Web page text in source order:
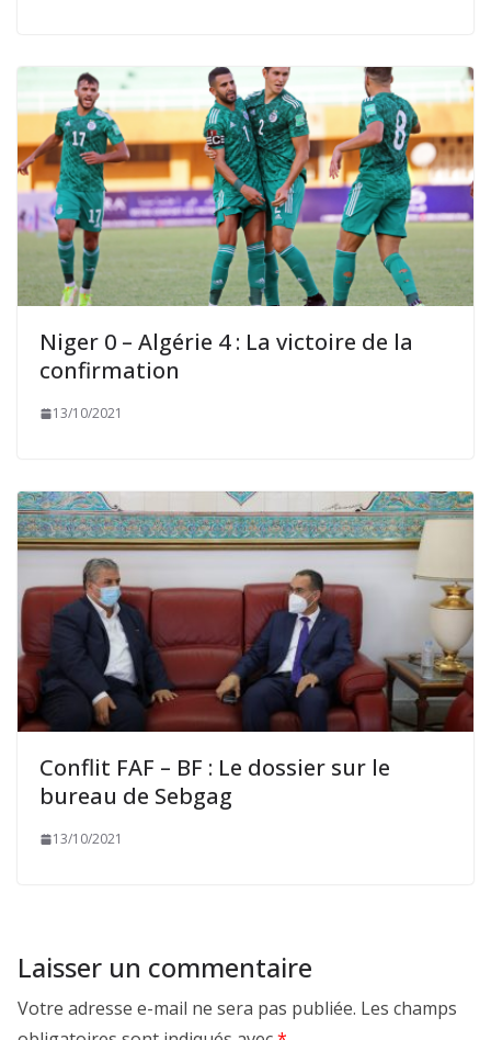
Niger 0 – Algérie 4 : La victoire de la
confirmation
13/10/2021
Conflit FAF – BF : Le dossier sur le
bureau de Sebgag
13/10/2021
Laisser un commentaire
Votre adresse e-mail ne sera pas publiée. Les champs